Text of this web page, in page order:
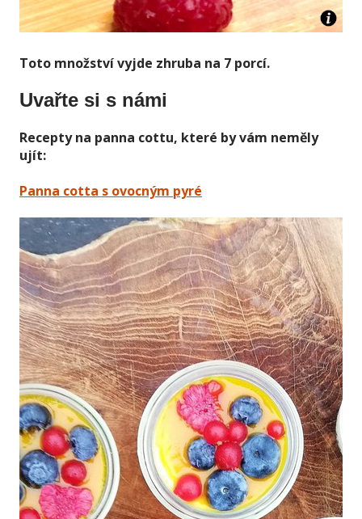
Toto množství vyjde zhruba na 7 porcí.
Uvařte si s námi
Recepty na panna cottu, které by vám neměly
ujít:
Panna cotta s ovocným pyré